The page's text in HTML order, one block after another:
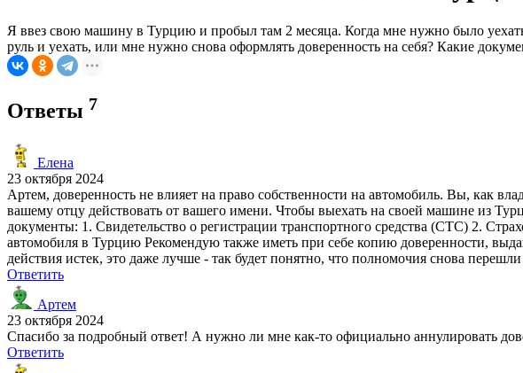
Я ввез свою машину в Турцию и пробыл там 2 месяца. Когда мне нужно было
руль и уехать, или мне нужно снова оформлять доверенность на себя? Какие
Ответы 7
Елена
23 октября 2024
Артем, доверенность не влияет на право собственности на автомобиль. Вы, как
вашему отцу действовать от вашего имени. Чтобы выехать на своей машине из
документы: 1. Свидетельство о регистрации транспортного средства (СТС) 2.
автомобиля в Турцию Рекомендую также иметь при себе копию доверенности,
действия истек, это даже лучше - так будет понятно, что полномочия снова
Ответить
Артем
23 октября 2024
Спасибо за подробный ответ! А нужно ли мне как-то официально аннулировать
Ответить